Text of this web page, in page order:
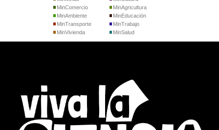
MinComercio
MinAgricultura
MinAmbiente
MinTransporte
MinVivienda
MinEducación
MinTrabajo
MinSalud